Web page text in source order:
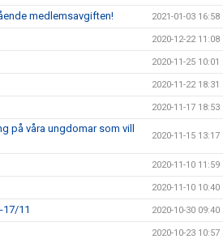
medlemsavgiften! 2021-01-03 16:58
2020-12-22 11:08
2020-11-25 10:01
2020-11-22 18:31
2020-11-17 18:53
på våra ungdomar som vill
2020-11-15 13:17
2020-11-10 11:59
2020-11-10 10:40
17/11 2020-10-30 09:40
2020-10-23 10:57